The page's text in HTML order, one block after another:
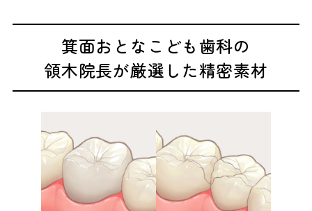
箕面おとなこども歯科の
領木院長が厳選した精密素材